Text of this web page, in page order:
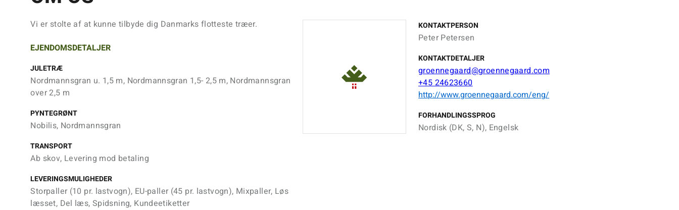
Vi er stolte af at kunne tilbyde dig Danmarks flotteste træer.
EJENDOMSDETALJER
JULETRÆ
Nordmannsgran u. 1,5 m, Nordmannsgran 1,5- 2,5 m, Nordmannsgran
over 2,5 m
PYNTEGRØNT
Nobilis, Nordmannsgran
TRANSPORT
Ab skov, Levering mod betaling
LEVERINGSMULIGHEDER
Storpaller (10 pr. lastvogn), EU-paller (45 pr. lastvogn), Mixpaller, Løs
læsset, Del læs, Spidsning, Kundeetiketter
KONTAKTPERSON
Peter Petersen
KONTAKTDETALJER
groennegaard@groennegaard.com
+45 24623660
http://www.groennegaard.com/eng/
FORHANDLINGSSPROG
Nordisk (DK, S, N), Engelsk